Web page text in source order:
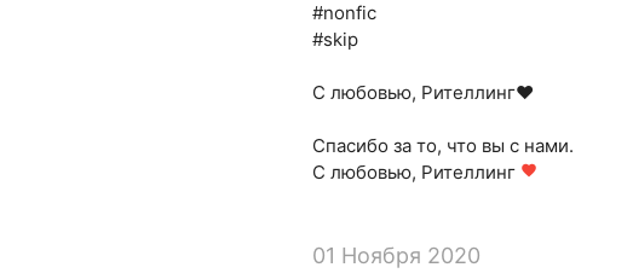
#nonfic
#skip
С любовью, Рителлинг❤
Спасибо за то, что вы с нами.
С любовью, Рителлинг favorite
01 Ноября 2020